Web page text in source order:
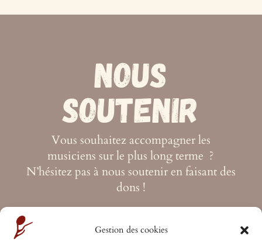
Gestion des cookies
Nous
soutenir
Vous souhaitez accompagner les
musiciens sur le plus long terme ?
N’hésitez pas à nous soutenir en faisantdes
dons !
Option non disponible